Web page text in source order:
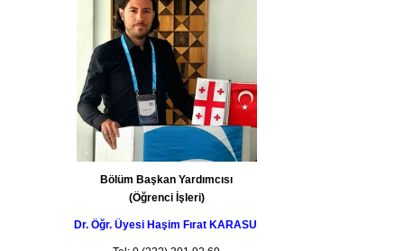
Bölüm Başkan Yardımcısı
(Öğrenci İşleri)
Dr. Öğr. Üyesi Haşim Fırat KARASU